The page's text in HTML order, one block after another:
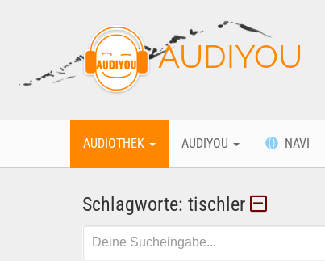
AUDIYOU
AUDIOTHEK AUDIYOU NAVI
Schlagworte: tischler